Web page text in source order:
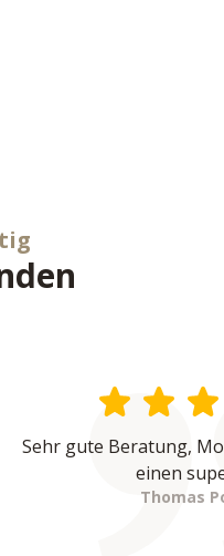
Sehr gute Beratung,
einen
Thomas